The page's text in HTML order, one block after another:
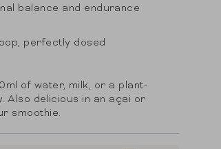
balance and endurance
perfectly dosed
of water, milk, or a plant-
Also delicious in an açai or
smoothie.